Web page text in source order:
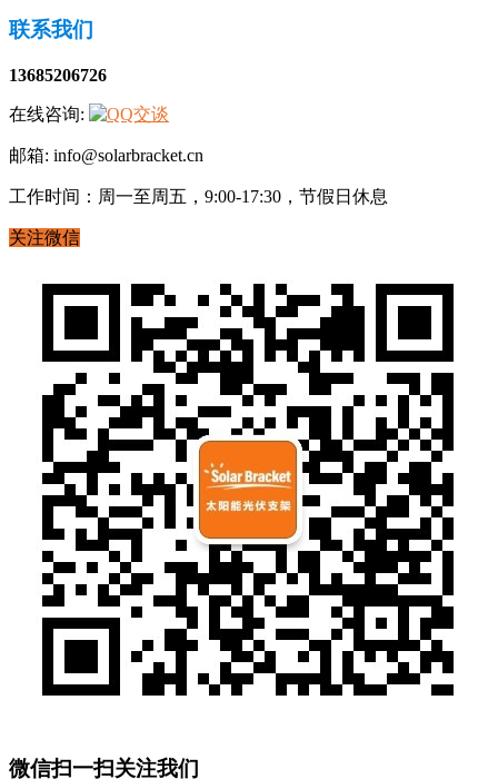
联系我们
13685206726
在线咨询:
邮箱: info@solarbracket.cn
工作时间：周一至周五，9:00-17:30，节假日休息
关注微信
微信扫一扫关注我们